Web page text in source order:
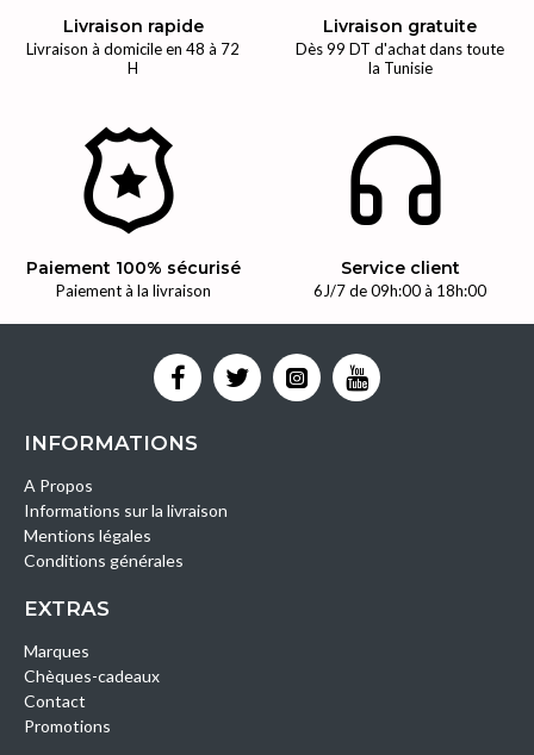
Livraison rapide
Livraison à domicile en 48 à 72
H
Livraison gratuite
Dès 99 DT d'achat dans toute
la Tunisie
Paiement 100% sécurisé
Paiement à la livraison
Service client
6J/7 de 09h:00 à 18h:00
INFORMATIONS
A Propos
Informations sur la livraison
Mentions légales
Conditions générales
EXTRAS
Marques
Chèques-cadeaux
Contact
Promotions